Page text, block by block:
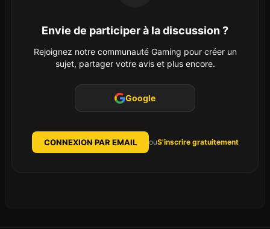
Envie de participer à la discussion ?
Rejoignez notre communauté Gaming pour créer un
sujet, partager votre avis et plus encore.
Google
CONNEXION PAR EMAIL ouS'inscrire gratuitement